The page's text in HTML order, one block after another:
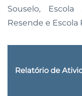
Souselo,
Resende e Escola
Relatório de